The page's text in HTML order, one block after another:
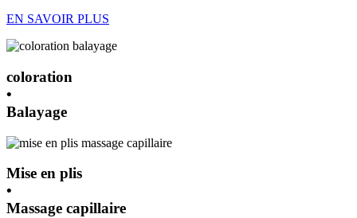
EN SAVOIR PLUS
coloration
•
Balayage
Mise en plis
•
Massage capillaire